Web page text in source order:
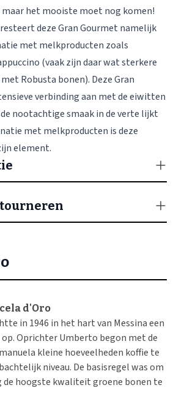
maar het mooiste moet nog komen!
deze Gran Gourmet namelijk
met melkproducten zoals
(vaak zijn daar wat sterkere
Robusta bonen). Deze Gran
verbinding aan met de eiwitten
nootachtige smaak in de verte lijkt
met melkproducten is deze
element.
d'Oro
in 1946 in het hart van Messina een
Oprichter Umberto begon met de
kleine hoeveelheden koffie te
niveau. De basisregel was om
hoogste kwaliteit groene bonen te